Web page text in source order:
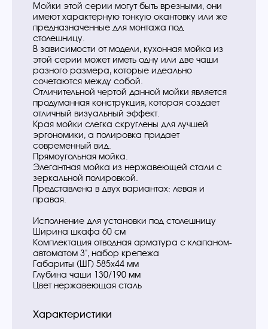
Мойки этой серии могут быть врезными, они
имеют характерную тонкую окантовку или же
предназначенные для монтажа под
столешницу.
В зависимости от модели, кухонная мойка из
этой серии может иметь одну или две чаши
разного размера, которые идеально
сочетаются между собой.
Отличительной чертой данной мойки является
продуманная конструкция, которая создает
отличный визуальный эффект.
Края мойки слегка скруглены для лучшей
эргономики, а полировка придает
современный вид.
Прямоугольная мойка.
Элегантная мойка из нержавеющей стали с
зеркальной полировкой.
Представлена в двух вариантах: левая и
правая.
Исполнение для установки под столешницу
Ширина шкафа 60 см
Комплектация отводная арматура с клапаном-
автоматом 3", набор крепежа
Габариты (ШГ) 585х44 мм
Глубина чаши 130/190 мм
Цвет нержавеющая сталь
Характеристики